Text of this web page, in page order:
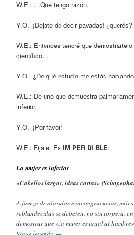
W.E.: …Que tengo razón.
Y.O.: ¡Dejate de decir pavadas! ¿querés?
W.E.: Entonces tendré que
científico…
Y.O.: ¿De qué estudio me estás
W.E.: De uno que demuestra
inferior.
Y.O.: ¡Por favor!
W.E.: Fijate. EsIM PER DI BLE:
La mujer es inferior
«Cabellos largos, ideas cortas»
A fuerza de alaridos e incongruencias,
reblandecidas se debaten, no sin torpeza,
demostrar que «la mujer es igual al